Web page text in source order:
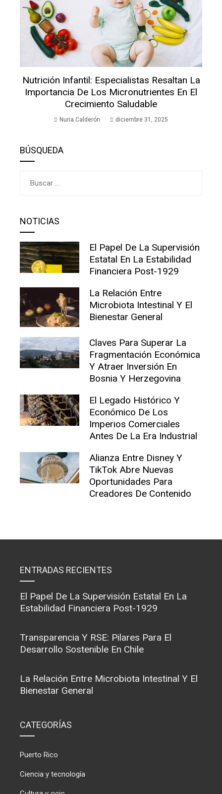
Nutrición Infantil: Especialistas Resaltan La
Importancia De Los Micronutrientes En El
Crecimiento Saludable
Nuria Calderón diciembre 31, 2025
BÚSQUEDA
NOTICIAS
El Papel De La Supervisión
Estatal En La Estabilidad
Financiera Post-1929
La Relación Entre
Microbiota Intestinal Y El
Bienestar General
Claves Para Superar La
Fragmentación Económica
Y Atraer Inversión En
Bosnia Y Herzegovina
El Legado Histórico Y
Económico De Los
Imperios Comerciales
Antes De La Era Industrial
Alianza Entre Disney Y
TikTok Abre Nuevas
Oportunidades Para
Creadores De Contenido
ENTRADAS RECIENTES
El Papel De La Supervisión Estatal En La
Estabilidad Financiera Post-1929
Transparencia Y RSE: Pilares Para El
Desarrollo Sostenible En Chile
La Relación Entre Microbiota Intestinal Y El
Bienestar General
CATEGORÍAS
Puerto Rico
Ciencia y tecnología